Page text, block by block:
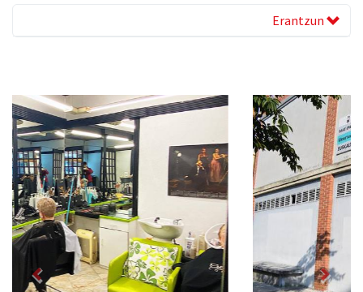
Erantzun
Previous Next